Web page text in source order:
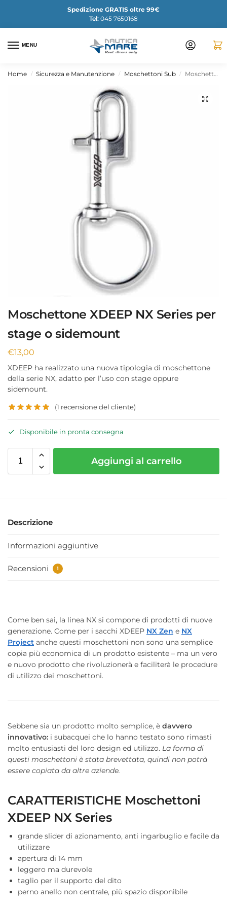
Spedizione GRATIS oltre 99€
Tel: 045 7650168
MENU
Home / Sicurezza e Manutenzione / Moschettoni Sub / Moschettone XDEEP NX Series per stage o sidemount
Moschettone XDEEP NX Series per
stage o sidemount
€13,00
XDEEP ha realizzato una nuova tipologia di moschettone
della serie NX, adatto per l’uso con stage oppure
sidemount.
(1 recensione del cliente)
Disponibile in pronta consegna
Aggiungi al carrello
Descrizione
Informazioni aggiuntive
Recensioni 1
Come ben sai, la linea NX si compone di prodotti di nuove
generazione. Come per i sacchi XDEEP NX Zen e NX
Project anche questi moschettoni non sono una semplice
copia più economica di un prodotto esistente – ma un vero
e nuovo prodotto che rivoluzionerà e faciliterà le procedure
di utilizzo dei moschettoni.
Sebbene sia un prodotto molto semplice, è davvero
innovativo: i subacquei che lo hanno testato sono rimasti
molto entusiasti del loro design ed utilizzo. La forma di
questi moschettoni è stata brevettata, quindi non potrà
essere copiata da altre aziende.
CARATTERISTICHE Moschettoni
XDEEP NX Series
grande slider di azionamento, anti ingarbuglio e facile da
utilizzare
apertura di 14 mm
leggero ma durevole
taglio per il supporto del dito
perno anello non centrale, più spazio disponibile